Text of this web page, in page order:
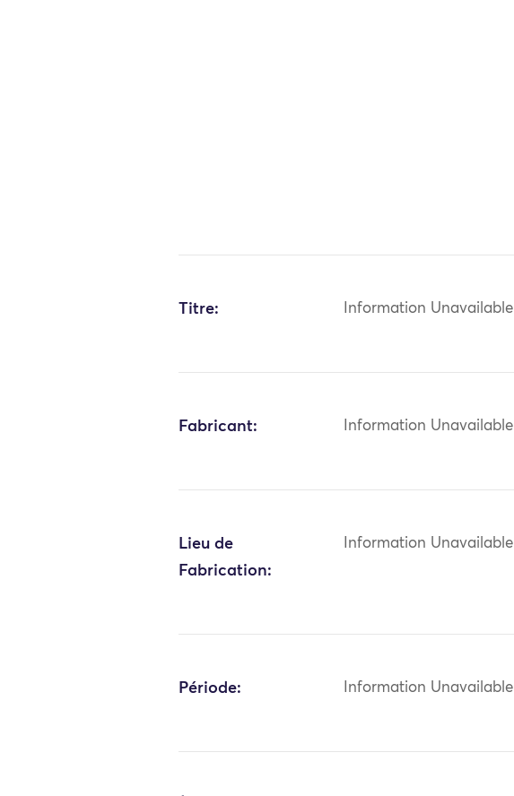
Titre: Information Unavailable
Fabricant: Information Unavailable
Lieu de
Fabrication:
Information Unavailable
Période: Information Unavailable